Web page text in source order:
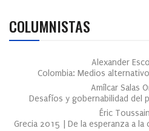
COLUMNISTAS
Alexander
Colombia: Medios
Amílcar Salas
Desafíos y gobernabilidad del
Éric
Grecia 2015 | De la esperanza a